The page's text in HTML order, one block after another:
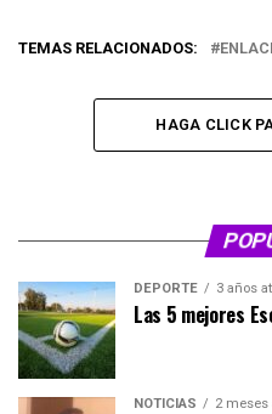
TEMAS RELACIONADOS:
HAGA CLICK
DEPORTE 3 años
Las 5 mejores
NOTICIAS 2 meses